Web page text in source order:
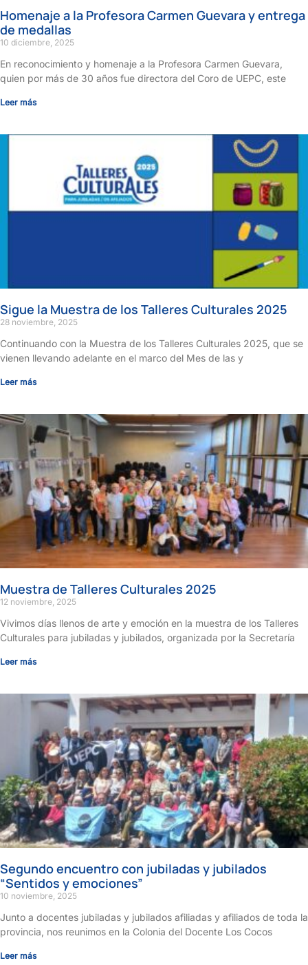
Homenaje a la Profesora Carmen Guevara y entrega
de medallas
10 diciembre, 2025
En reconocimiento y homenaje a la Profesora Carmen Guevara,
quien por más de 30 años fue directora del Coro de UEPC, este
Leer más
Sigue la Muestra de los Talleres Culturales 2025
28 noviembre, 2025
Continuando con la Muestra de los Talleres Culturales 2025, que se
vienen llevando adelante en el marco del Mes de las y
Leer más
Muestra de Talleres Culturales 2025
12 noviembre, 2025
Vivimos días llenos de arte y emoción en la muestra de los Talleres
Culturales para jubiladas y jubilados, organizada por la Secretaría
Leer más
Segundo encuentro con jubiladas y jubilados
“Sentidos y emociones”
10 noviembre, 2025
Junto a docentes jubiladas y jubilados afiliadas y afiliados de toda la
provincia, nos reunimos en la Colonia del Docente Los Cocos
Leer más